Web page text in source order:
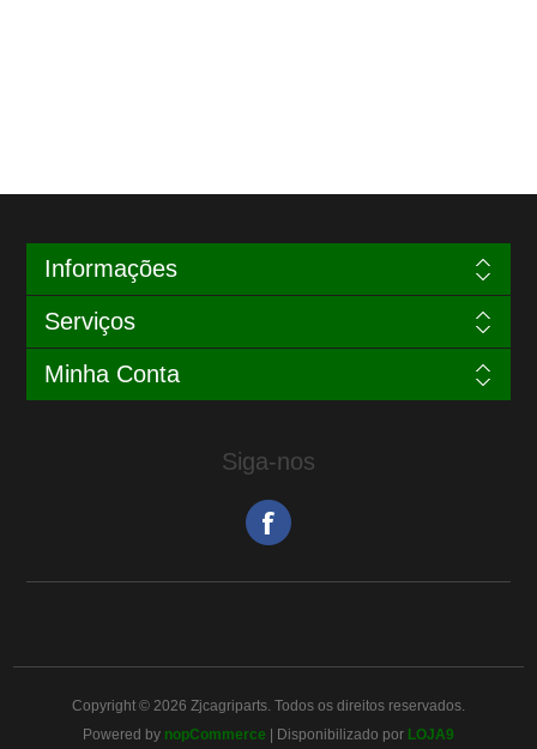
Informações
Serviços
Minha Conta
Siga-nos
Copyright © 2026 Zjcagriparts. Todos os direitos reservados.
Powered by nopCommerce | Disponibilizado por LOJA9